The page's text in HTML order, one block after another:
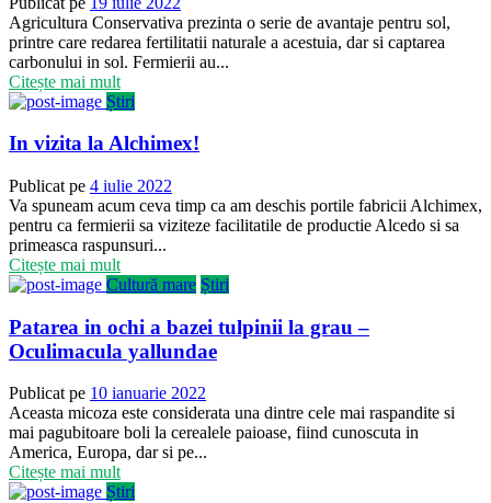
Agricultura Conservativa prezinta o serie de avantaje pentru sol,
printre care redarea fertilitatii naturale a acestuia, dar si captarea
carbonului in sol. Fermierii au...
Citește mai mult
Știri
In vizita la Alchimex!
Publicat pe 4 iulie 2022
Va spuneam acum ceva timp ca am deschis portile fabricii Alchimex,
pentru ca fermierii sa viziteze facilitatile de productie Alcedo si sa
primeasca raspunsuri...
Citește mai mult
Cultură mare Știri
Patarea in ochi a bazei tulpinii la grau –
Oculimacula yallundae
Publicat pe 10 ianuarie 2022
Aceasta micoza este considerata una dintre cele mai raspandite si
mai pagubitoare boli la cerealele paioase, fiind cunoscuta in
America, Europa, dar si pe...
Citește mai mult
Știri